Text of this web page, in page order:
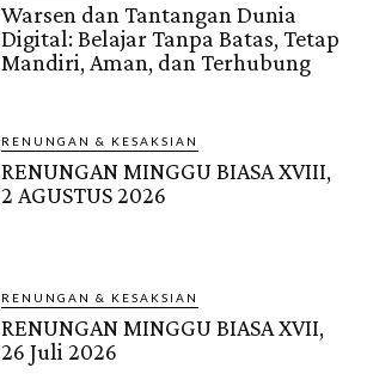
Warsen dan Tantangan Dunia
Digital: Belajar Tanpa Batas, Tetap
Mandiri, Aman, dan Terhubung
RENUNGAN & KESAKSIAN
RENUNGAN MINGGU BIASA XVIII,
2 AGUSTUS 2026
RENUNGAN & KESAKSIAN
RENUNGAN MINGGU BIASA XVII,
26 Juli 2026